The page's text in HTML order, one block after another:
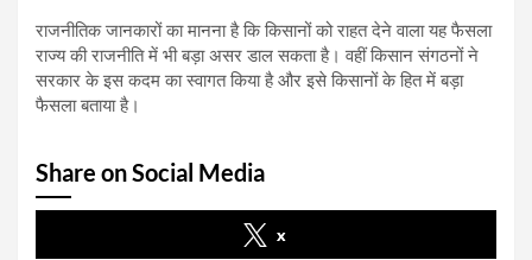
राजनीतिक जानकारों का मानना है कि किसानों को राहत देने वाला यह फैसला
राज्य की राजनीति में भी बड़ा असर डाल सकता है। वहीं किसान संगठनों ने
सरकार के इस कदम का स्वागत किया है और इसे किसानों के हित में बड़ा
फैसला बताया है।
Share on Social Media
x